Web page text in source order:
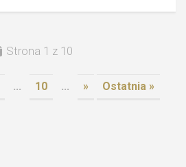
Strona 1 z 10
... 10 ... » Ostatnia »